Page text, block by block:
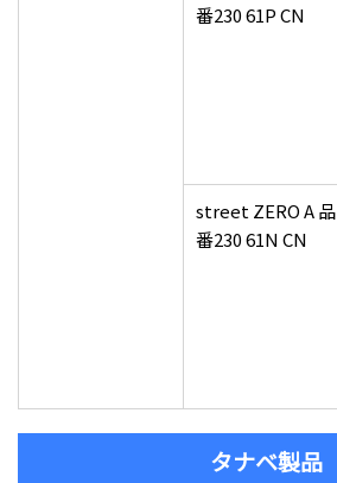
番230 61P CN
street ZERO A 品
番230 61N CN
タナベ製品